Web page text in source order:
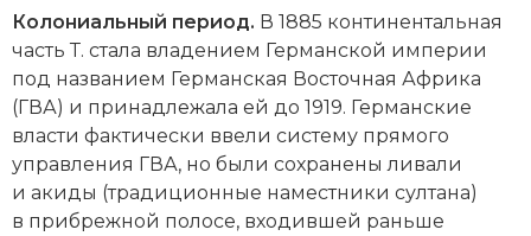
Колониальный период. В 1885 континентальная
часть Т. стала владением Германской империи
под названием Германская Восточная Африка
(ГВА) и принадлежала ей до 1919. Германские
власти фактически ввели систему прямого
управления ГВА, но были сохранены ливали
и акиды (традиционные наместники султана)
в прибрежной полосе, входившей раньше